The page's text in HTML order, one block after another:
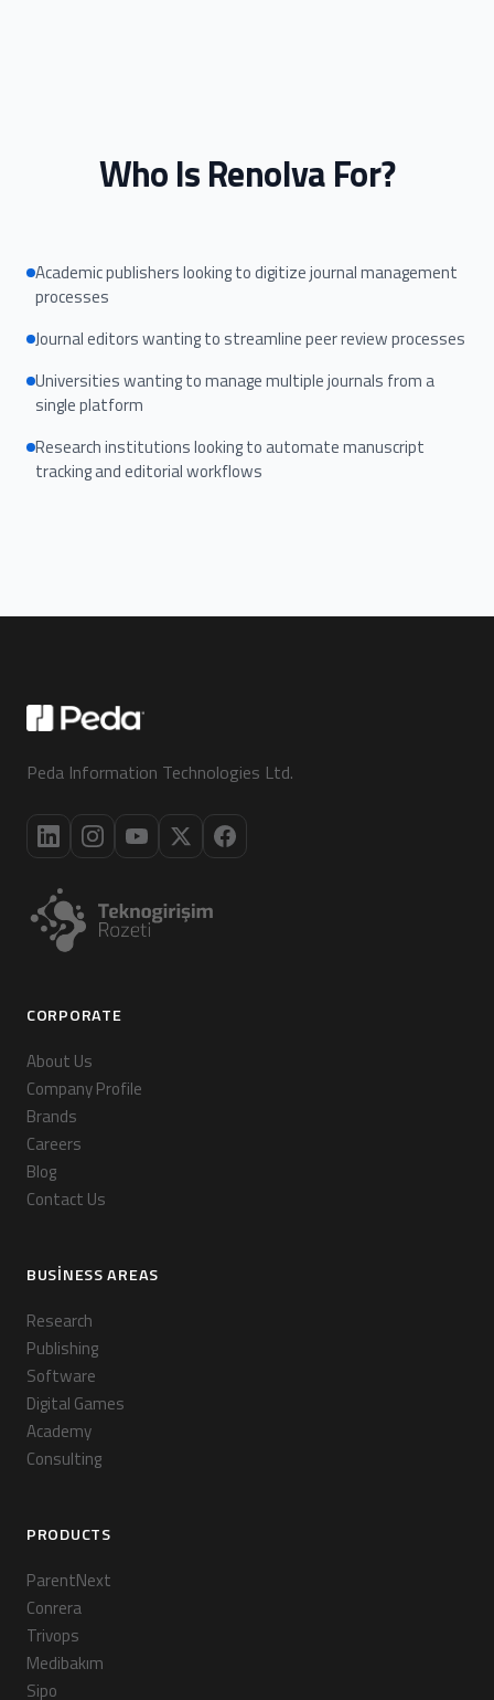
Who Is Renolva For?
Academic publishers looking to digitize journal management
processes
Journal editors wanting to streamline peer review processes
Universities wanting to manage multiple journals from a
single platform
Research institutions looking to automate manuscript
tracking and editorial workflows
Peda Information Technologies Ltd.
CORPORATE
About Us
Company Profile
Brands
Careers
Blog
Contact Us
BUSINESS AREAS
Research
Publishing
Software
Digital Games
Academy
Consulting
PRODUCTS
ParentNext
Conrera
Trivops
Medibakım
Sipo